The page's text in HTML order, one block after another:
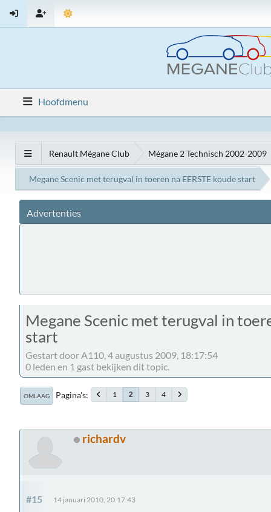
Hoofdmenu
Renault Mégane Club Mégane 2 Technisch 2002-2009
Megane Scenic met terugval in toeren na EERSTE koude start
Advertenties
Megane Scenic met terugval in
start
Gestart door A110, 4 augustus 2009, 18:17:54
0 leden en 1 gast bekijken dit topic.
OMLAAG Pagina's 1 2 3 4
richardv
#15 14 januari 2010, 20:17:43